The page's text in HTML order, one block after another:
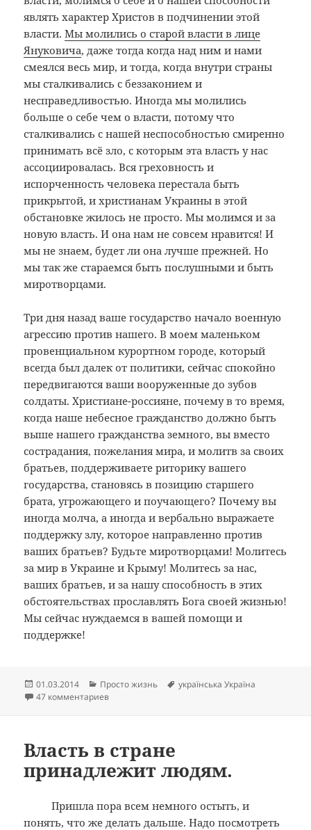
являть характер Христов в подчинении этой
власти.Мы молились о старой власти в лице
Януковича, даже тогда когда над ним и нами
смеялся весь мир, и тогда, когда внутри страны
мы сталкивались с беззаконием и
несправедливостью. Иногда мы молились
больше о себе чем о власти, потому что
сталкивались с нашей неспособностью смиренно
принимать всё зло, с которым эта власть у нас
ассоциировалась. Вся греховность и
испорченность человека перестала быть
прикрытой, и христианам Украины в этой
обстановке жилось не просто. Мы молимся и за
новую власть. И она нам не совсем нравится! И
мы не знаем, будет ли она лучше прежней. Но
мы так же стараемся быть послушными и быть
миротворцами.
Три дня назад ваше государство начало военную
агрессию против нашего. В моем маленьком
провенциальном курортном городе, который
всегда был далек от политики, сейчас спокойно
передвигаются ваши вооруженные до зубов
солдаты. Христиане-россияне, почему в то время,
когда наше небесное гражданство должно быть
выше нашего гражданства земного, вы вместо
сострадания, пожелания мира, и молитв за своих
братьев, поддерживаете риторику вашего
государства, становясь в позицию старшего
брата, угрожающего и поучающего? Почему вы
иногда молча, а иногда и вербально выражаете
поддержку злу, которое направленно против
ваших братьев? Будьте миротворцами! Молитесь
за мир в Украине и Крыму! Молитесь за нас,
ваших братьев, и за нашу способность в этих
обстоятельствах прославлять Бога своей жизнью!
Мы сейчас нуждаемся в вашей помощи и
поддержке!
Опубликовано
01.03.2014 Рубрики
Просто жизнь Метки
українська Україна
47 комментариевк записи Христиане России постарайтесь
Власть в стране
принадлежит людям.
Пришла пора всем немного остыть, и
понять, что же делать дальше. Надо посмотреть